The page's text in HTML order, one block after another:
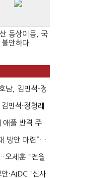
동상이몽, 국
불안하다
남, 김민석-정
민석·정청래
애플 반격 주
방안 마련”…
오세훈 "전월
·AIDC '신사